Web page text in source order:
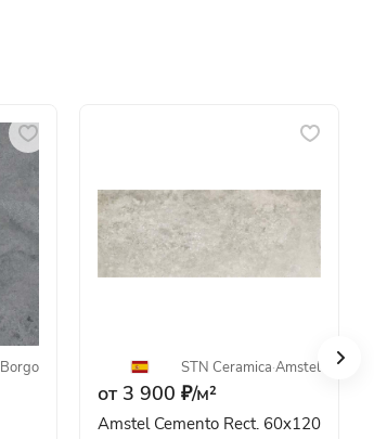
Borgo STN Ceramica·Amstel
от 3 900 ₽/м²
Amstel Cemento Rect. 60x120